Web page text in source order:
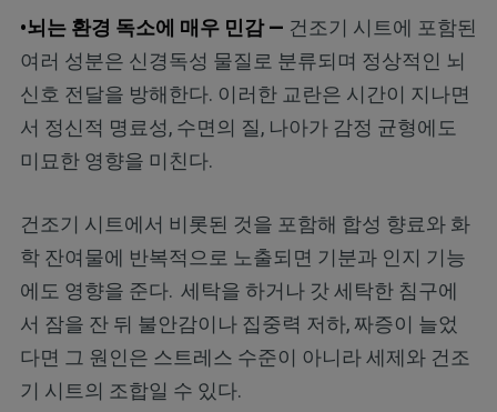
•뇌는 환경 독소에 매우 민감 — 건조기 시트에 포함된
여러 성분은 신경독성 물질로 분류되며 정상적인 뇌
신호 전달을 방해한다. 이러한 교란은 시간이 지나면
서 정신적 명료성, 수면의 질, 나아가 감정 균형에도
미묘한 영향을 미친다.
건조기 시트에서 비롯된 것을 포함해 합성 향료와 화
학 잔여물에 반복적으로 노출되면 기분과 인지 기능
에도 영향을 준다. 세탁을 하거나 갓 세탁한 침구에
서 잠을 잔 뒤 불안감이나 집중력 저하, 짜증이 늘었
다면 그 원인은 스트레스 수준이 아니라 세제와 건조
기 시트의 조합일 수 있다.